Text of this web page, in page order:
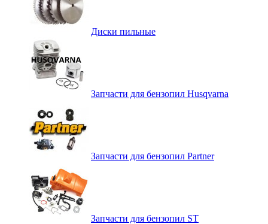
Диски пильные
Запчасти для бензопил Husqvarna
Запчасти для бензопил Partner
Запчасти для бензопил ST